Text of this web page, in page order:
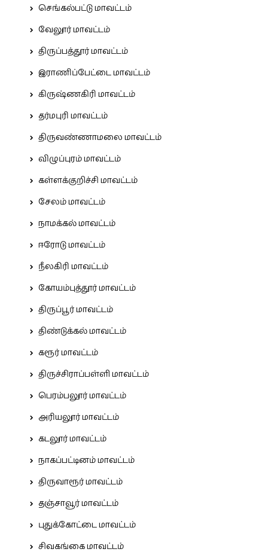
செங்கல்பட்டு மாவட்டம்
வேலூர் மாவட்டம்
திருப்பத்தூர் மாவட்டம்
இராணிப்பேட்டை மாவட்டம்
கிருஷ்ணகிரி மாவட்டம்
தர்மபுரி மாவட்டம்
திருவண்ணாமலை மாவட்டம்
விழுப்புரம் மாவட்டம்
கள்ளக்குறிச்சி மாவட்டம்
சேலம் மாவட்டம்
நாமக்கல் மாவட்டம்
ஈரோடு மாவட்டம்
நீலகிரி மாவட்டம்
கோயம்புத்தூர் மாவட்டம்
திருப்பூர் மாவட்டம்
திண்டுக்கல் மாவட்டம்
கரூர் மாவட்டம்
திருச்சிராப்பள்ளி மாவட்டம்
பெரம்பலூர் மாவட்டம்
அரியலூர் மாவட்டம்
கடலூர் மாவட்டம்
நாகப்பட்டினம் மாவட்டம்
திருவாரூர் மாவட்டம்
தஞ்சாவூர் மாவட்டம்
புதுக்கோட்டை மாவட்டம்
சிவகங்கை மாவட்டம்